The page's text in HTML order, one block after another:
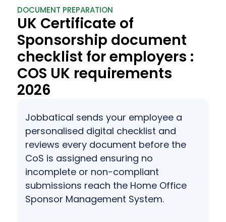
DOCUMENT PREPARATION
UK Certificate of
Sponsorship document
checklist for employers :
COS UK requirements
2026
Jobbatical sends your employee a
personalised digital checklist and
reviews every document before the
CoS is assigned ensuring no
incomplete or non-compliant
submissions reach the Home Office
Sponsor Management System.